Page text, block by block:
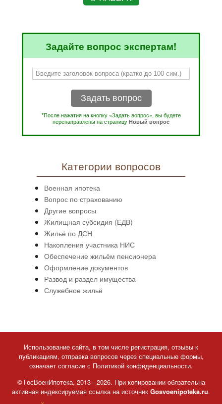
Задайте вопрос экспертам!
Задать вопрос
*После нажатия на кнопку «Задать вопрос», вы будете
перенаправлены на страницуНовый вопрос
Категории вопросов
Военная ипотека
Вопрос по страхованию
Другие вопросы
Жилищная субсидия (ЕДВ)
Жильё по ДСН
Накопления участника НИС
Обеспечение жильём пенсионера
Оформление документов
Развод и раздел имущества
Служебное жильё
Использование сайта, в том числе регистрация, отзывы к
публикациям, отправка вопросов через специальные формы,
означает согласие с Политикой конфиденциальности.
© ГосВоенИпотека, 2013 - 2026. При копировании обязательна
активная индексируемая ссылка на источник Gosvoenipoteka.ru.